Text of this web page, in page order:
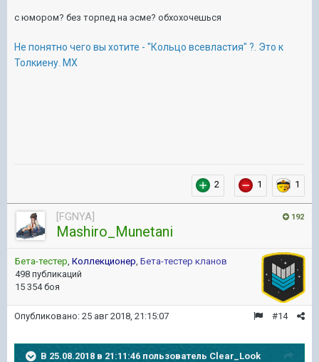
с юмором? без торпед на эсме? обхохочешься
Не понятно чего вы хотите - "Кольцо всевластия" ?. Это к
Толкиену. МХ
2 1 1
192
[FGNYA]
Mashiro_Munetani
Бета-тестер Коллекционер Бета-тестер кланов
498 публикаций
15 354 боя
#14
Опубликовано: 25 авг 2018, 21:15:07
В 25.08.2018 в 21:11:46 пользователь Clear_Look